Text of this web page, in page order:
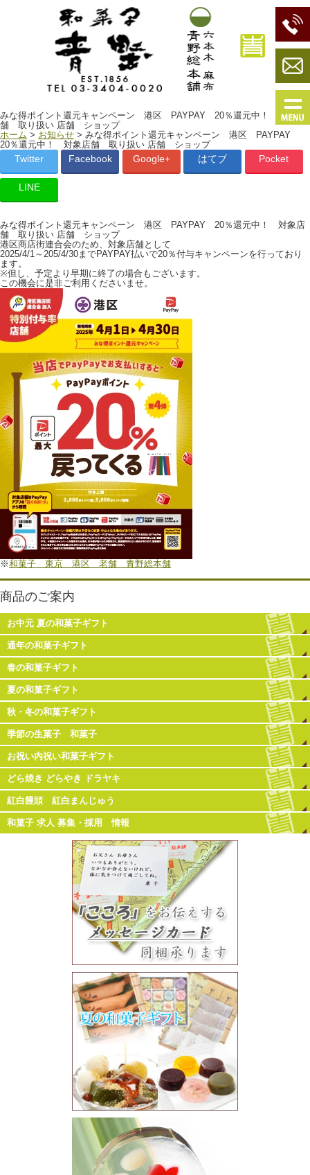
みな得ポイント還元キャンペーン 港区 PAYPAY 20％還元中！ 対象店
舗 取り扱い 店舗 ショップ
ホーム > お知らせ > みな得ポイント還元キャンペーン 港区 PAYPAY
20％還元中！ 対象店舗 取り扱い 店舗 ショップ
Twitter Facebook Google+ はてブ Pocket
LINE
みな得ポイント還元キャンペーン 港区 PAYPAY 20％還元中！ 対象店
舗 取り扱い 店舗 ショップ
港区商店街連合会のため、対象店舗として
2025/4/1～205/4/30までPAYPAY払いで20％付与キャンペーンを行っており
ます。
※但し、予定より早期に終了の場合もございます。
この機会に是非ご利用くださいませ。
※和菓子 東京 港区 老舗 青野総本舗
商品のご案内
お中元 夏の和菓子ギフト
通年の和菓子ギフト
春の和菓子ギフト
夏の和菓子ギフト
秋・冬の和菓子ギフト
季節の生菓子 和菓子
お祝い内祝い和菓子ギフト
どら焼き どらやき ドラヤキ
紅白饅頭 紅白まんじゅう
和菓子 求人 募集・採用 情報